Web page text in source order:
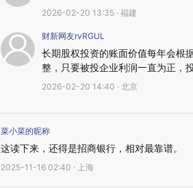
2026-02-20 13:35 · 福建
财新网友rvRGUL
长期股权投资的账面价值每年会根
整，只要被投企业利润一直为正，
2026-02-20 14:40 · 北京
菜小菜的昵称
这读下来，还得是招商银行，相对最靠谱。
2025-11-16 02:40 · 上海